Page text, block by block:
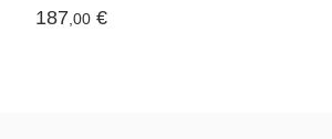
187,00 €